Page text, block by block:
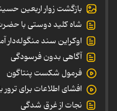
بازگشت زوار اربعین
شاه کلید دوستی با
اوکراین سند منگوله‌دار
آگاهی بدون فرسودگی
فرمول شکست پنتاگون
افشای اطلاعات برای ترور
نجات از غرق شدگی